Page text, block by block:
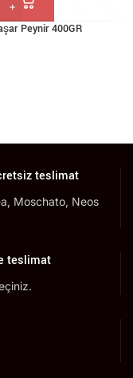
Peynir 400GR
teslimat
Moschato, Neos
teslimat